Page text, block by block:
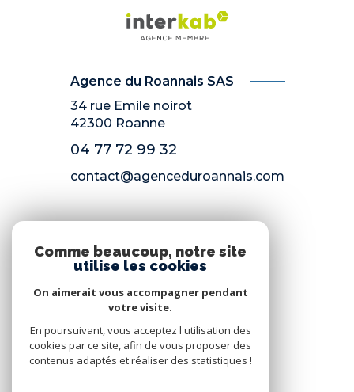
Agence du Roannais SAS
34 rue Emile noirot
42300 Roanne
04 77 72 99 32
contact@agenceduroannais.com
Nous suivre
Comme beaucoup, notre site
utilise les cookies
On aimerait vous accompagner pendant
votre visite.
En poursuivant, vous acceptez l'utilisation des
cookies par ce site, afin de vous proposer des
contenus adaptés et réaliser des statistiques !